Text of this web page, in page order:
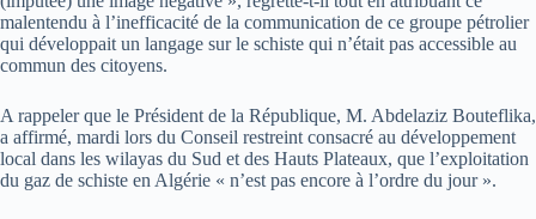
malentendu à l’inefficacité de la communication de ce groupe pétrolier
qui développait un langage sur le schiste qui n’était pas accessible au
commun des citoyens.
A rappeler que le Président de la République, M. Abdelaziz Bouteflika,
a affirmé, mardi lors du Conseil restreint consacré au développement
local dans les wilayas du Sud et des Hauts Plateaux, que l’exploitation
du gaz de schiste en Algérie « n’est pas encore à l’ordre du jour ».